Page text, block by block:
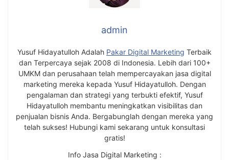
admin
Yusuf Hidayatulloh Adalah Pakar Digital Marketing Terbaik
dan Terpercaya sejak 2008 di Indonesia. Lebih dari 100+
UMKM dan perusahaan telah mempercayakan jasa digital
marketing mereka kepada Yusuf Hidayatulloh. Dengan
pengalaman dan strategi yang terbukti efektif, Yusuf
Hidayatulloh membantu meningkatkan visibilitas dan
penjualan bisnis Anda. Bergabunglah dengan mereka yang
telah sukses! Hubungi kami sekarang untuk konsultasi
gratis!
Info Jasa Digital Marketing :